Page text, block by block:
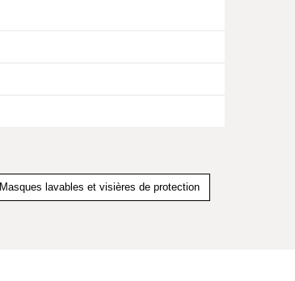
Masques lavables et visières de protection